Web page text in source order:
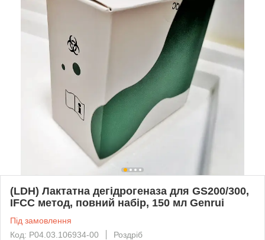
(LDH) Лактатна дегідрогеназа для GS200/300,
IFCC метод, повний набір, 150 мл Genrui
Під замовлення
Код: P04.03.106934-00
Роздріб